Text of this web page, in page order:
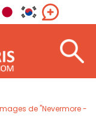
de "Nevermore -